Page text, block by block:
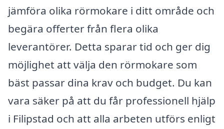
jämföra olika rörmokare i ditt område och
begära offerter från flera olika
leverantörer. Detta sparar tid och ger dig
möjlighet att välja den rörmokare som
bäst passar dina krav och budget. Du kan
vara säker på att du får professionell hjälp
i Filipstad och att alla arbeten utförs enligt